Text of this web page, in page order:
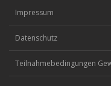
Impressum
Datenschutz
Teilnahmebedingungen